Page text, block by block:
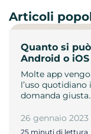
Quanto si
Android o
Molte app
l’uso
domanda
26 gennaio 2023
25 minuti di lettura
Articoli